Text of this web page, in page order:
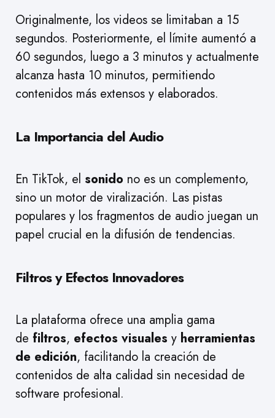
Originalmente, los videos se limitaban a 15
segundos. Posteriormente, el límite aumentó a
60 segundos, luego a 3 minutos y actualmente
alcanza hasta 10 minutos, permitiendo
contenidos más extensos y elaborados.
La Importancia del Audio
En TikTok, el sonido no es un complemento,
sino un motor de viralización. Las pistas
populares y los fragmentos de audio juegan un
papel crucial en la difusión de tendencias.
Filtros y Efectos Innovadores
La plataforma ofrece una amplia gama
de filtros, efectos visuales y herramientas
de edición, facilitando la creación de
contenidos de alta calidad sin necesidad de
software profesional.